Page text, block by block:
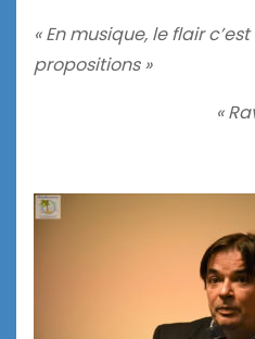
« En musique, le flair
propositions »
«